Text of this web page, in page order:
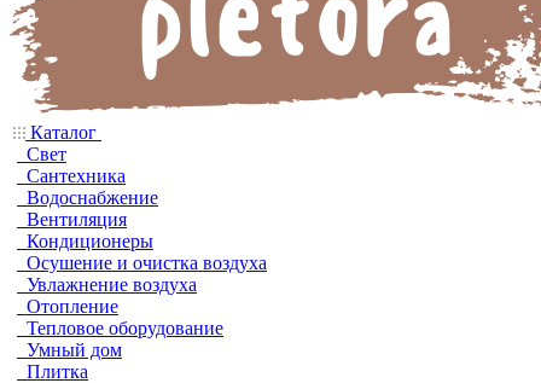
Каталог
Свет
Сантехника
Водоснабжение
Вентиляция
Кондиционеры
Осушение и очистка воздуха
Увлажнение воздуха
Отопление
Тепловое оборудование
Умный дом
Плитка